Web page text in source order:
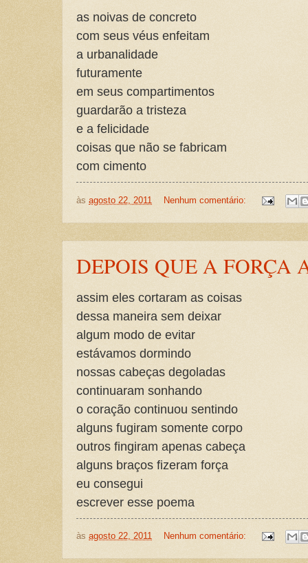
as noivas de concreto
com seus véus enfeitam
a urbanalidade
futuramente
em seus compartimentos
guardarão a tristeza
e a felicidade
coisas que não se fabricam
com cimento
às agosto 22, 2011 Nenhum comentário:
DEPOIS QUE A FORÇA
assim eles cortaram as coisas
dessa maneira sem deixar
algum modo de evitar
estávamos dormindo
nossas cabeças degoladas
continuaram sonhando
o coração continuou sentindo
alguns fugiram somente corpo
outros fingiram apenas cabeça
alguns braços fizeram força
eu consegui
escrever esse poema
às agosto 22, 2011 Nenhum comentário: